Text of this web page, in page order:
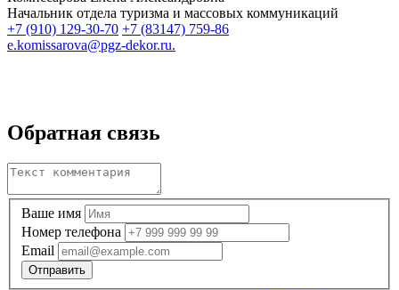
Начальник отдела туризма и массовых коммуникаций
+7 (910) 129-30-70 +7 (83147) 759-86
e.komissarova@pgz-dekor.ru.
Обратная связь
Ваше имя
Номер телефона
Email